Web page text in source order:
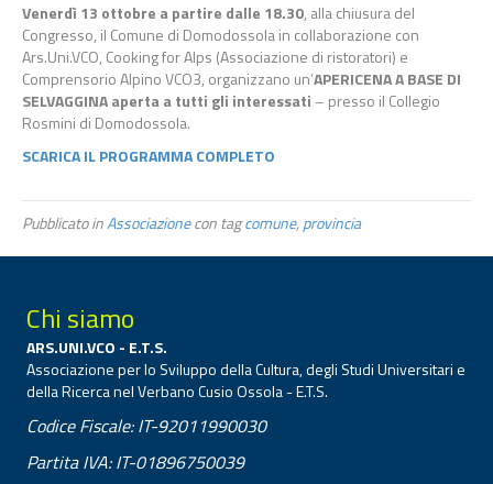
Venerdì 13 ottobre a partire dalle 18.30, alla chiusura del
Congresso, il Comune di Domodossola in collaborazione con
Ars.Uni.VCO, Cooking for Alps (Associazione di ristoratori) e
Comprensorio Alpino VCO3, organizzano un’APERICENA A BASE DI
SELVAGGINA aperta a tutti gli interessati – presso il Collegio
Rosmini di Domodossola.
SCARICA IL PROGRAMMA COMPLETO
Pubblicato inAssociazionecon tagcomune,provincia
Chi siamo
ARS.UNI.VCO - E.T.S.
Associazione per lo Sviluppo della Cultura, degli Studi Universitari e
della Ricerca nel Verbano Cusio Ossola - E.T.S.
Codice Fiscale: IT-92011990030
Partita IVA: IT-01896750039